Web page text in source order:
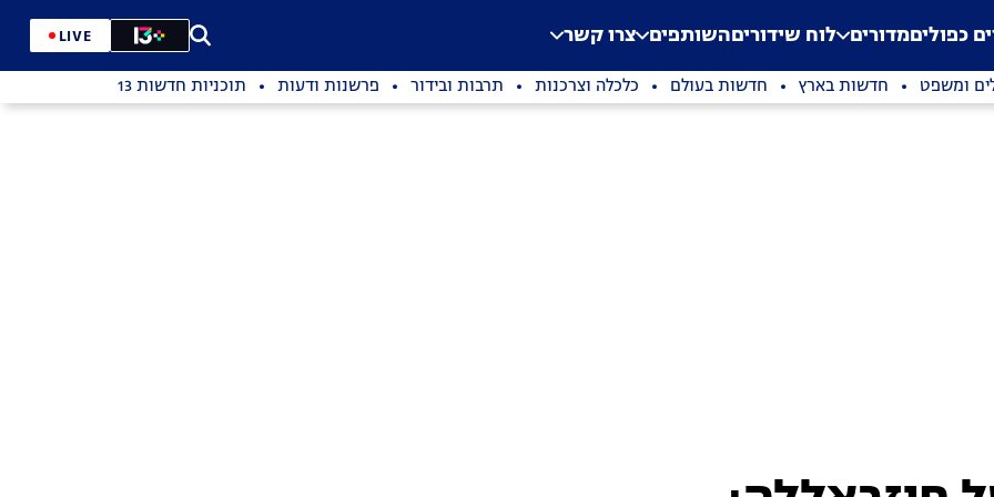
Application error: a
. כפוליםמדורים לוח שידוריםהשותפים צרו קשר LIVE
ומשפט חדשות בארץ חדשות בעולם כלכלה וצרכנות תרבות ובידור פרשנות ודעות תוכניות חדשות 13